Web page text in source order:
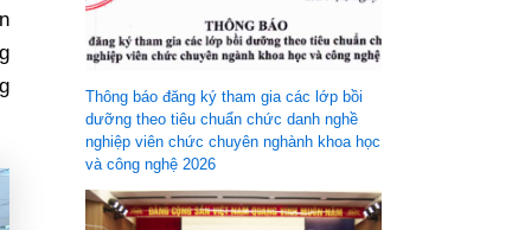
Thông báo đăng ký tham gia các lớp bồi
dưỡng theo tiêu chuẩn chức danh nghề
nghiệp viên chức chuyên nghành khoa học
và công nghệ 2026